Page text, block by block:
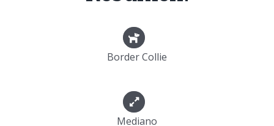
Border Collie
Mediano